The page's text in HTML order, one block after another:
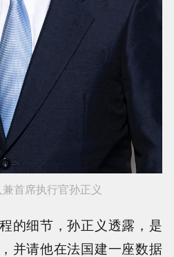
首席执行官孙正义
的细节，孙正义透露，是
并请他在法国建一座数据